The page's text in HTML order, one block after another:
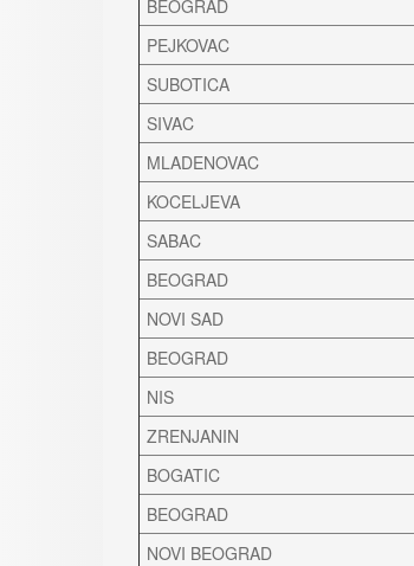
BEOGRAD
PEJKOVAC
SUBOTICA
SIVAC
MLADENOVAC
KOCELJEVA
SABAC
BEOGRAD
NOVI SAD
BEOGRAD
NIS
ZRENJANIN
BOGATIC
BEOGRAD
NOVI BEOGRAD